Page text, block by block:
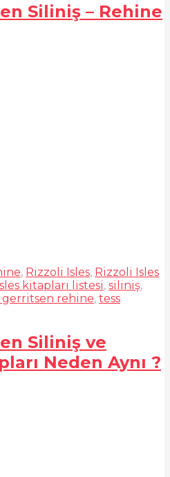
Siliniş – Rehine
, Rizzoli Isles, Rizzoli Isles
kitapları listesi, siliniş,
gerritsen rehine, tess
Siliniş ve
Neden Aynı ?